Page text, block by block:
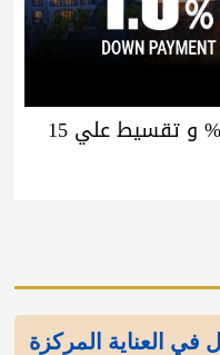
عرض لفترة محدودة مقدم 1.5% و تقسيط علي 15
في العناية المركزة